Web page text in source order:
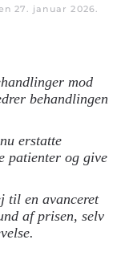
27. januar 2026.
mod
behandlingen
erstatte
patienter og give
til en avanceret
af prisen, selv